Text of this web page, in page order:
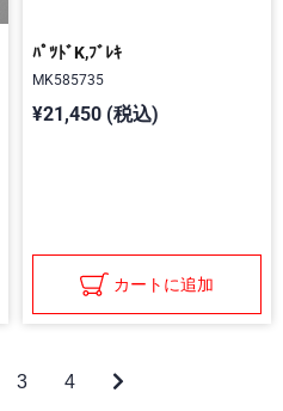
ﾊﾟﾂﾄﾞK,ﾌﾞﾚｷ
MK585735
¥21,450 (税込)
カートに追加
3 4